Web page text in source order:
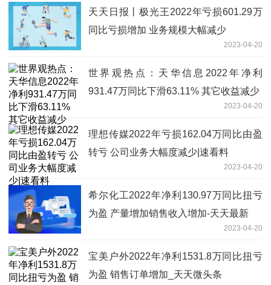
天天日报丨极光王2022年亏损601.29万
同比亏损增加 业务规模大幅减少
2023-04-20
世界观热点：天华信息2022年净利
931.47万同比下滑63.11% 其它收益减少
2023-04-20
理想传媒2022年亏损162.04万同比由盈
转亏 公司业务大幅度减少|速看料
2023-04-20
希尔化工2022年净利130.97万同比扭亏
为盈 产量增加销售收入增加-天天最新
2023-04-20
宝美户外2022年净利1531.8万同比扭亏
为盈 销售订单增加_天天微头条